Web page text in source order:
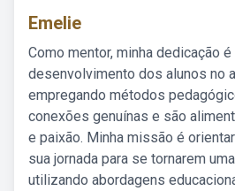
Emelie
Como mentor, minha dedicação
desenvolvimento dos alunos no
empregando métodos
conexões genuínas e são
e paixão. Minha missão é
sua jornada para se tornarem
utilizando abordagens